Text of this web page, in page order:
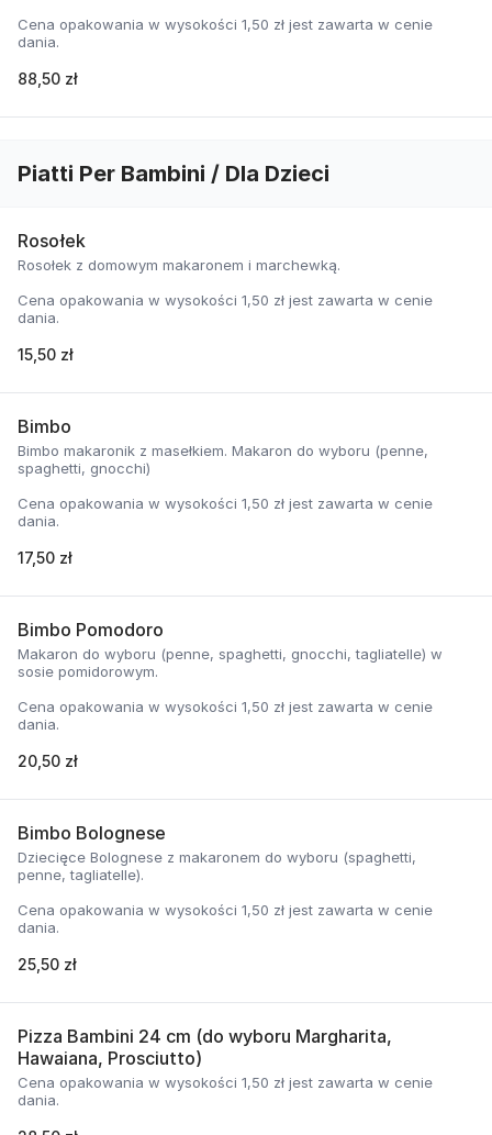
Cena opakowania w wysokości 1,50 zł jest zawarta w cenie
dania.
88,50 zł
Piatti Per Bambini / Dla Dzieci
Rosołek
Rosołek z domowym makaronem i marchewką.
Cena opakowania w wysokości 1,50 zł jest zawarta w cenie
dania.
15,50 zł
Bimbo
Bimbo makaronik z masełkiem. Makaron do wyboru (penne,
spaghetti, gnocchi)
Cena opakowania w wysokości 1,50 zł jest zawarta w cenie
dania.
17,50 zł
Bimbo Pomodoro
Makaron do wyboru (penne, spaghetti, gnocchi, tagliatelle) w
sosie pomidorowym.
Cena opakowania w wysokości 1,50 zł jest zawarta w cenie
dania.
20,50 zł
Bimbo Bolognese
Dziecięce Bolognese z makaronem do wyboru (spaghetti,
penne, tagliatelle).
Cena opakowania w wysokości 1,50 zł jest zawarta w cenie
dania.
25,50 zł
Pizza Bambini 24 cm (do wyboru Margharita,
Hawaiana, Prosciutto)
Cena opakowania w wysokości 1,50 zł jest zawarta w cenie
dania.